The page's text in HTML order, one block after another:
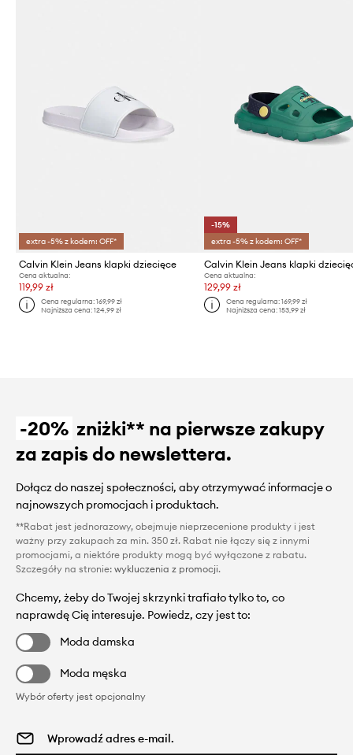
extra -5% z kodem: OFF*
Calvin Klein Jeans klapki dziecięce
Cena aktualna:
119,99 zł
Cena regularna:169,99 zł
Najniższa cena:124,99 zł
-15%
extra -5% z kodem: OFF*
Calvin Klein Jeans klapki
Cena aktualna:
129,99 zł
Cena regularna: 169,99 zł
Najniższa cena: 153,99 zł
-20% zniżki** na pierwsze zakupy
za zapis do newslettera.
Dołącz do naszej społeczności, aby otrzymywać informacje o
najnowszych promocjach i produktach.
**Rabat jest jednorazowy, obejmuje nieprzecenione produkty i jest
ważny przy zakupach za min. 350 zł. Rabat nie łączy się z innymi
promocjami, a niektóre produkty mogą być wyłączone z rabatu.
Szczegóły na stronie: wykluczenia z promocji.
Chcemy, żeby do Twojej skrzynki trafiało tylko to, co
naprawdę Cię interesuje. Powiedz, czy jest to:
Moda damska
Moda męska
Wybór oferty jest opcjonalny